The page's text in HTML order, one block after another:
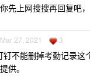
先上网搜搜再回复吧
Mar 27, 2021 3
钉不能删掉考勤记录这
供。